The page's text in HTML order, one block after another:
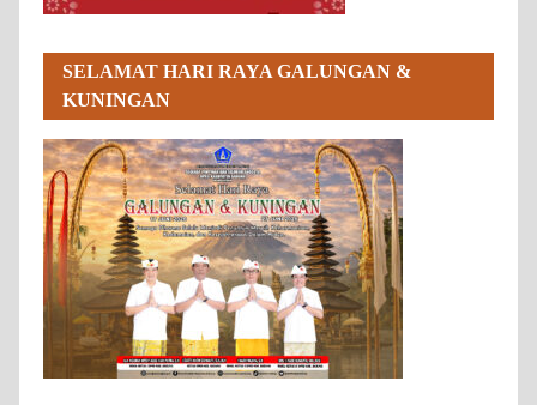
SELAMAT HARI RAYA GALUNGAN &
KUNINGAN